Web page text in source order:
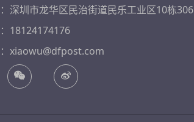
深圳市龙华区民治街道民乐工业区10栋306
18124174176
xiaowu@dfpost.com